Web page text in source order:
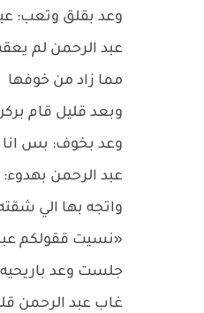
وعد بقلق وتعب:
عبد الرحمن لم
مما زاد من خوفها
وبعد قليل قام
وعد بخوف: بس انا
عبد الرحمن بهدوء:
واتجه بها الي
«نسيت ققولكم عبد
جلست وعد
غاب عبد الرحمن